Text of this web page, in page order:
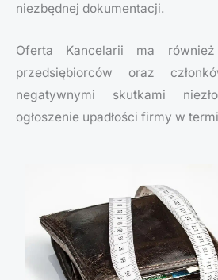
niezbędnej dokumentacji.
Oferta Kancelarii ma
przedsiębiorców oraz
negatywnymi skutkami
ogłoszenie upadłości firmy w